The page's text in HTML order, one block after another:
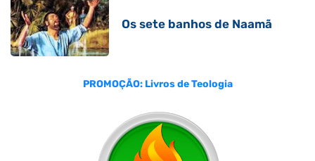
Os sete banhos de Naamã
PROMOÇÃO: Livros de Teologia